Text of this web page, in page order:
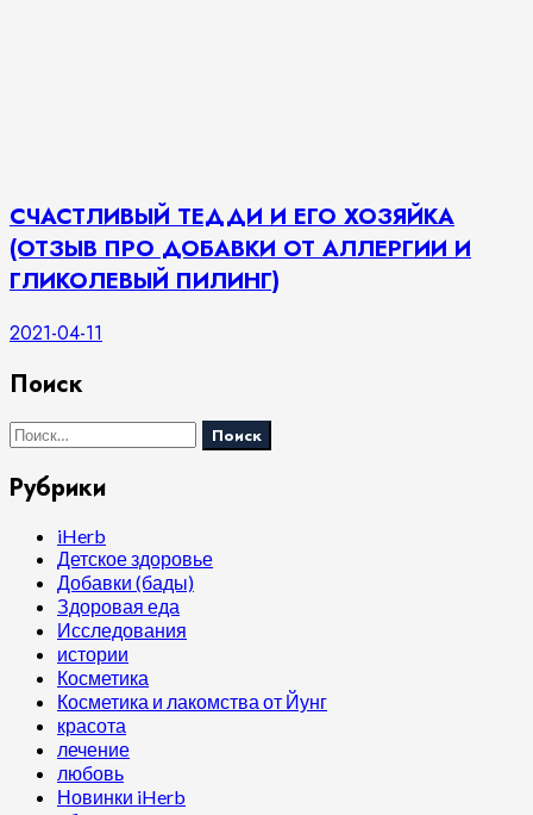
СЧАСТЛИВЫЙ ТЕДДИ И ЕГО ХОЗЯЙКА
(ОТЗЫВ ПРО ДОБАВКИ ОТ АЛЛЕРГИИ И
ГЛИКОЛЕВЫЙ ПИЛИНГ)
2021-04-11
Поиск
Найти:
Рубрики
iHerb
Детское здоровье
Добавки (бады)
Здоровая еда
Исследования
истории
Косметика
Косметика и лакомства от Йунг
красота
лечение
любовь
Новинки iHerb